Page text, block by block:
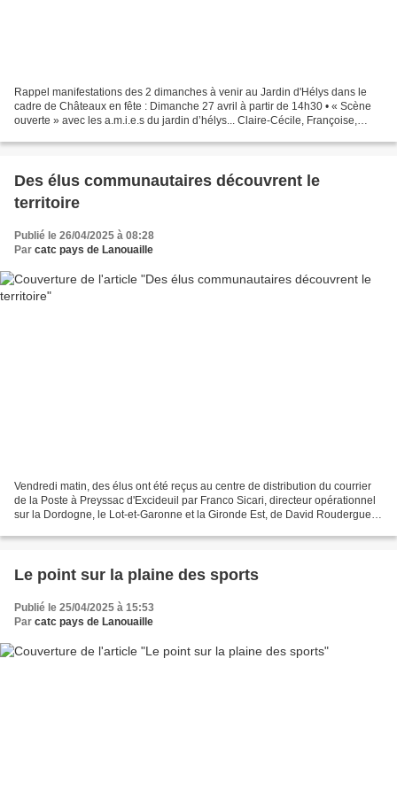
Rappel manifestations des 2 dimanches à venir au Jardin d'Hélys dans le
cadre de Châteaux en fête : Dimanche 27 avril à partir de 14h30 • « Scène
ouverte » avec les a.m.i.e.s du jardin d’hélys... Claire-Cécile, Françoise,
Des élus communautaires découvrent le
territoire
Publié le 26/04/2025 à 08:28
Par catc pays de Lanouaille
Vendredi matin, des élus ont été reçus au centre de distribution du courrier
de la Poste à Preyssac d'Excideuil par Franco Sicari, directeur opérationnel
sur la Dordogne, le Lot-et-Garonne et la Gironde Est, de David Roudergue,
Le point sur la plaine des sports
Publié le 25/04/2025 à 15:53
Par catc pays de Lanouaille